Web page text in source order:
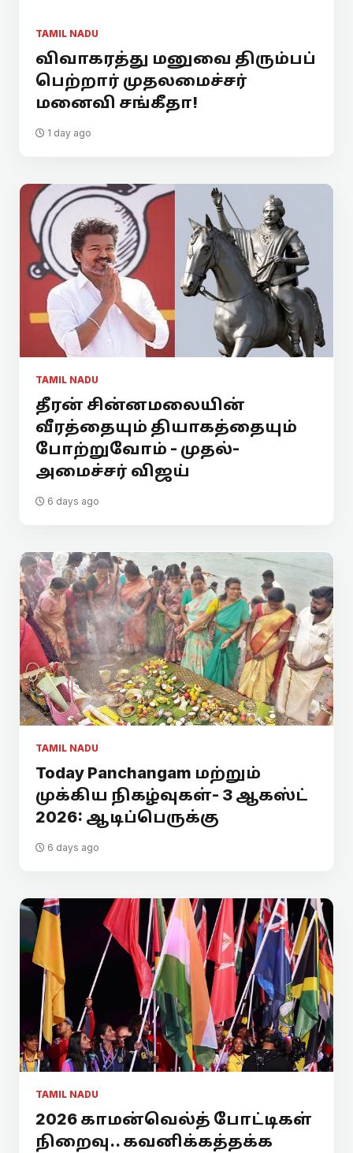
TAMIL NADU
விவாகரத்து மனுவை திரும்பப்
பெற்றார் முதலமைச்சர்
மனைவி சங்கீதா!
1 day ago
TAMIL NADU
தீரன் சின்னமலையின்
வீரத்தையும் தியாகத்தையும்
போற்றுவோம் - முதல்-
அமைச்சர் விஜய்
6 days ago
TAMIL NADU
Today Panchangam மற்றும்
முக்கிய நிகழ்வுகள்- 3 ஆகஸ்ட்
2026: ஆடிப்பெருக்கு
6 days ago
TAMIL NADU
2026 காமன்வெல்த் போட்டிகள்
நிறைவு.. கவனிக்கத்தக்க